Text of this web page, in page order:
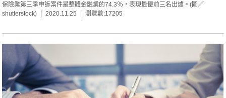
保險業第三季申訴案件是整體金融業的74.3％，表現最優前三名出爐。(圖／
shutterstock)
2020.11.25 瀏覽數:17205